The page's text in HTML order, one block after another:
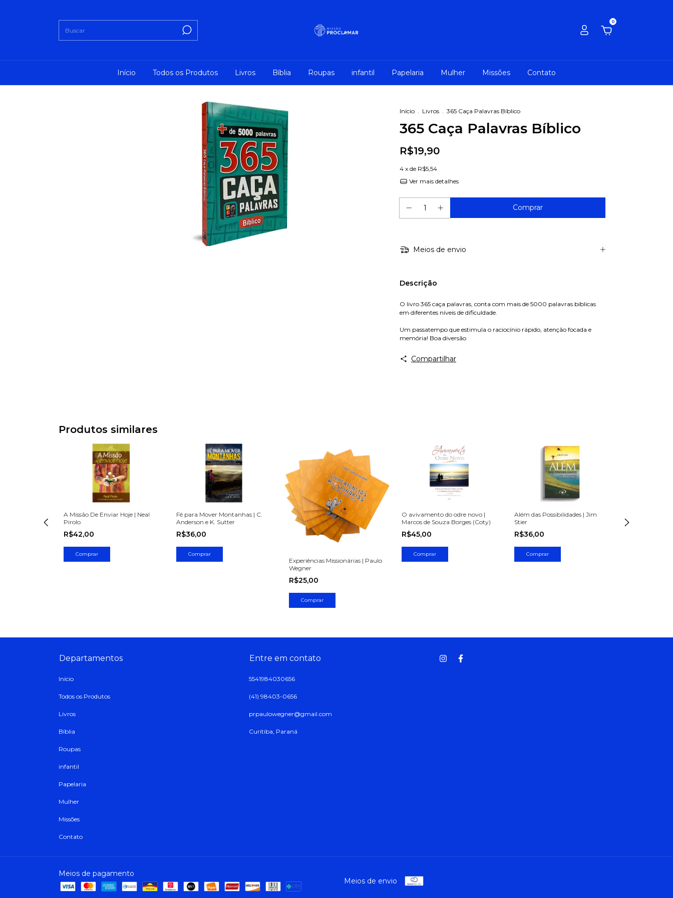
0
Início Todos os Produtos Livros Bíblia Roupas infantil Papelaria Mulher Missões Contato
Início . Livros . 365 Caça Palavras Bíblico
365 Caça Palavras Bíblico
R$19,90
4 x de R$5,54
Ver mais detalhes
Meios de envio
Descrição
O livro 365 caça palavras, conta com mais de 5000 palavras bíblicas
em diferentes níveis de dificuldade.
Um passatempo que estimula o raciocínio rápido, atenção focada e
memória! Boa diversão
Compartilhar
Produtos similares
A Missão De Enviar Hoje | Neal
Pirolo
R$42,00
Fé para Mover Montanhas | C.
Anderson e K. Sutter
R$36,00
Experiências Missionárias | Paulo
Wegner
R$25,00
O avivamento do odre novo |
Marcos de Souza Borges (Coty)
R$45,00
Além das Possibilidades | Jim
Stier
R$36,00
Almeida
Departamentos
Início
Todos os Produtos
Livros
Bíblia
Roupas
infantil
Papelaria
Mulher
Missões
Contato
Entre em contato
5541984030656
(41) 98403-0656
prpaulowegner@gmail.com
Curitiba, Paraná
Meios de pagamento
Meios de envio